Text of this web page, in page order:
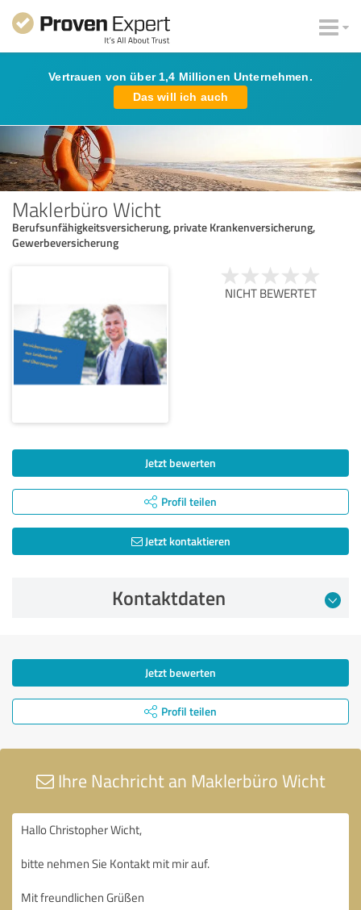
Vertrauen von über 1,4 Millionen Unternehmen.
Das will ich auch
Maklerbüro Wicht
Berufsunfähigkeitsversicherung, private Krankenversicherung,
Gewerbeversicherung
NICHT BEWERTET
Jetzt bewerten
Profil teilen
Jetzt kontaktieren
Kontaktdaten
Jetzt bewerten
Profil teilen
Ihre Nachricht an Maklerbüro Wicht